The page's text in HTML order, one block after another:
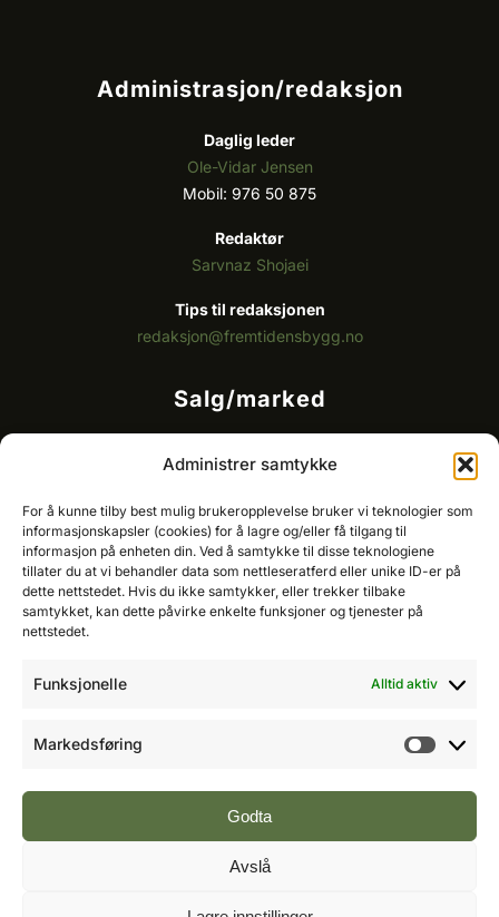
Administrer samtykke
For å kunne tilby best mulig brukeropplevelse bruker vi teknologier som
informasjonskapsler (cookies) for å lagre og/eller få tilgang til
informasjon på enheten din. Ved å samtykke til disse teknologiene
tillater du at vi behandler data som nettleseratferd eller unike ID-er på
dette nettstedet. Hvis du ikke samtykker, eller trekker tilbake
samtykket, kan dette påvirke enkelte funksjoner og tjenester på
nettstedet.
Funksjonelle Alltid aktiv
Markedsføring
Godta
Avslå
Administrasjon/redaksjon
Daglig leder
Ole-Vidar Jensen
Mobil: 976 50 875
Redaktør
Sarvnaz Shojaei
Tips til redaksjonen
redaksjon@fremtidensbygg.no
Salg/marked
Ole-Vidar Jensen
Mobil: 976 50 875
E-post:ole@fremtidensbygg.no
Key account manager
Cristian Fatah